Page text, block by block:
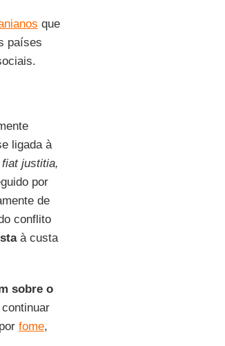
que
países
ligada à
fiat justitia,
por
de
conflito
à custa
sobre o
fome,